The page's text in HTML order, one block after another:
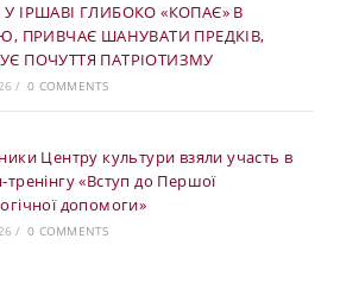
ІРШАВІ ГЛИБОКО «КОПАЄ» В
ПРИВЧАЄ ШАНУВАТИ ПРЕДКІВ,
ПОЧУТТЯ ПАТРІОТИЗМУ
/ 0 COMMENTS
Центру культури взяли участь в
тренінгу «Вступ до Першої
допомоги»
/ 0 COMMENTS